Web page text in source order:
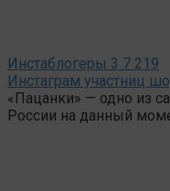
Инстаблогеры 3 7 219
Инстаграм участниц
«Пацанки» — одно из
России на данный